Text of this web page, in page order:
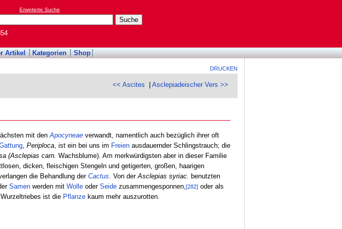
Erweiterte Suche
Artikel Kategorien Shop
DRUCKEN
<< Ascites |Asclepiadeischer Vers >>
mit den Apocyneaeverwandt, namentlich auch bezüglich ihrer oft
, Periploca, ist ein bei uns im Freienausdauernder Schlingstrauch; die
(Asclepias carn. Wachsblume). Am merkwürdigsten aber in dieser Familie
dicken, fleischigen Stengeln und getigerten, großen, haarigen
die Behandlung derCactus . Von der Asclepias syriac.
benutzten
Samenwerden mit Wolleoder Seidezusammengesponnen, [282]oder als
ist die Pflanzekaum mehr auszurotten.